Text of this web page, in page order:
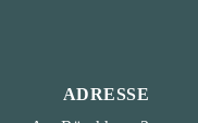
ADRESSE